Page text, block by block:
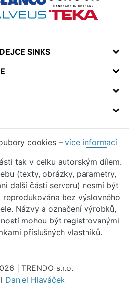
SINKS
cookies – více informací
tak v celku autorským dílem.
(texty, obrázky, parametry,
další části serveru) nesmí být
bez výslovného
Názvy a označení výrobků,
mohou být registrovanými
příslušných vlastníků.
| TRENDO s.r.o.
Daniel Hlaváček